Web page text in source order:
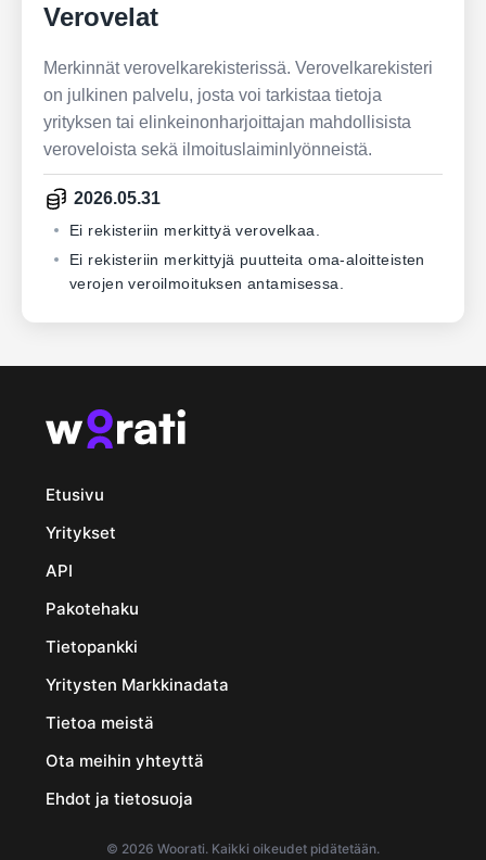
Verovelat
Merkinnät verovelkarekisterissä. Verovelkarekisteri
on julkinen palvelu, josta voi tarkistaa tietoja
yrityksen tai elinkeinonharjoittajan mahdollisista
veroveloista sekä ilmoituslaiminlyönneistä.
2026.05.31
Ei rekisteriin merkittyä verovelkaa.
Ei rekisteriin merkittyjä puutteita oma-aloitteisten
verojen veroilmoituksen antamisessa.
Etusivu
Yritykset
API
Pakotehaku
Tietopankki
Yritysten Markkinadata
Tietoa meistä
Ota meihin yhteyttä
Ehdot ja tietosuoja
© 2026 Woorati. Kaikki oikeudet pidätetään.